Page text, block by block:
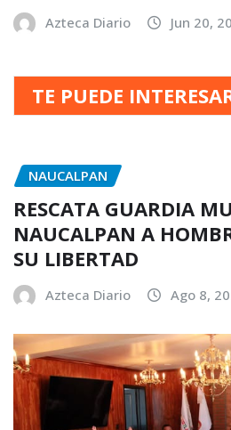
Azteca Diario Jun 20,
TE PUEDE
NAUCALPAN
RESCATA GUARDIA
NAUCALPAN A
SU LIBERTAD
Azteca Diario Ago 8,